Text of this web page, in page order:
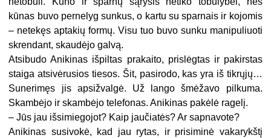
kūnas buvo pernelyg sunkus, o kartu su sparnais ir kojomis
– netekęs aptakių formų. Visu tuo buvo sunku manipuliuoti
skrendant, skaudėjo galvą.
Atsibudo Anikinas išpiltas prakaito, prislėgtas ir pakirstas
staiga atsivėrusios tiesos. Šit, pasirodo, kas yra iš tikrųjų…
Sunerimęs jis apsižvalgė. Už lango šmėžavo pilkuma.
Skambėjo ir skambėjo telefonas. Anikinas pakėlė ragelį.
– Jūs jau išsimiegojot? Kaip jaučiatės? Ar sapnavote?
Anikinas susivokė, kad jau rytas, ir prisiminė vakarykštį